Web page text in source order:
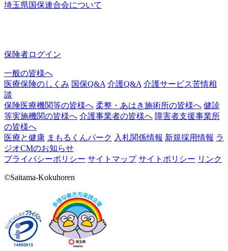
埼玉県国保連合会について
保険者ログイン
一般の皆様へ
医療保険のしくみ 国保Q&A 介護Q&A 介護サービス苦情相
談
保険医療機関等の皆様へ 柔整・あはき施術所の皆様へ 健診
等実施機関の皆様へ 介護事業者の皆様へ 障害者支援事業所
の皆様へ
医療と健康 まもるくんパーク 入札関係情報 新規採用情報 ラ
ジオCMのお知らせ
プライバシーポリシー サイトマップ サイトポリシー リンク
©Saitama-Kokuhoren